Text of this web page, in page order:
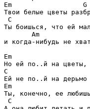
Em                  G
Твои белые цветы
С
Ты боишься, что ей
Am
и когда-нибудь не
Em
С
Em
Ты, конечно, ее
С